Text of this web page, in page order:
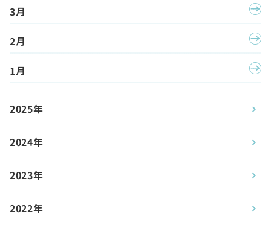
3月
2月
1月
2025年
2024年
2023年
2022年